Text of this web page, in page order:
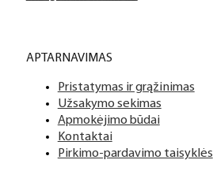
APTARNAVIMAS
Pristatymas ir grąžinimas
Užsakymo sekimas
Apmokėjimo būdai
Kontaktai
Pirkimo-pardavimo taisyklės